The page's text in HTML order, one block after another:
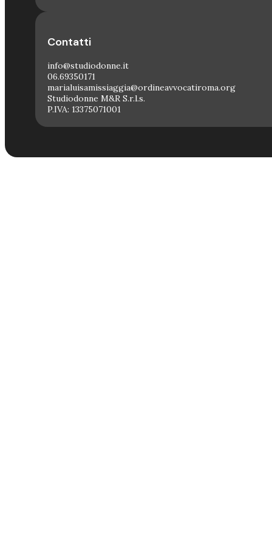
Contatti
info@studiodonne.it
06.69350171
marialuisamissiaggia@ordineavvocatiroma.org
Studiodonne M&R S.r.l.s.
P.IVA: 13375071001